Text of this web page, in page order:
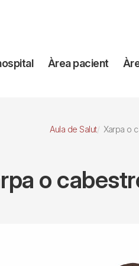
Àrea pacient
Aula de Salut Xarpa o
o